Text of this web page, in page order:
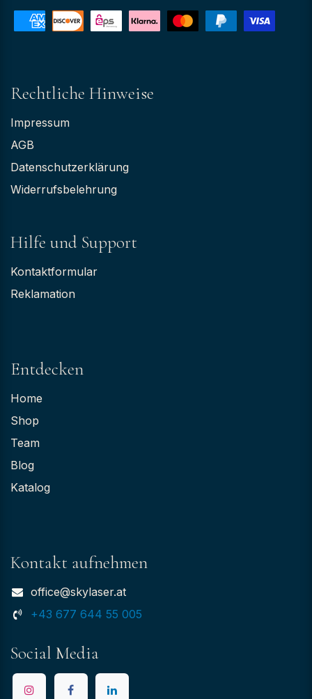
Rechtliche Hinweise
Impressum
AGB
Datenschutzerklärung
Widerrufsbelehrung
Hilfe und Support
Kontaktformular
Reklamation
Entdecken
Home
Shop
Team
Blog
Katalog
Kontakt aufnehmen
office@skylaser.at
+43 677 644 55 005
Social Media